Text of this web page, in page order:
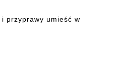
przyprawy umieść w